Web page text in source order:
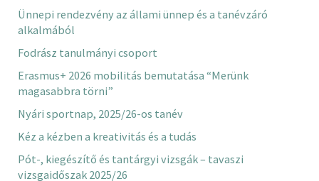
Ünnepi rendezvény az állami ünnep és a tanévzáró
alkalmából
Fodrász tanulmányi csoport
Erasmus+ 2026 mobilitás bemutatása “Merünk
magasabbra törni”
Nyári sportnap, 2025/26-os tanév
Kéz a kézben a kreativitás és a tudás
Pót-, kiegészítő és tantárgyi vizsgák – tavaszi
vizsgaidőszak 2025/26